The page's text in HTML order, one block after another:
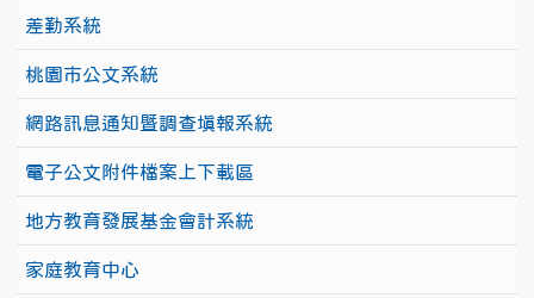
差勤系統
桃園市公文系統
網路訊息通知暨調查填報系統
電子公文附件檔案上下載區
地方教育發展基金會計系統
家庭教育中心